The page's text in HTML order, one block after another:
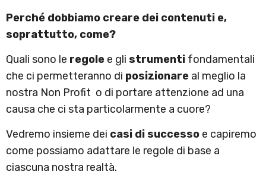
Perché dobbiamo creare dei contenuti e,
soprattutto, come?
Quali sono le regole e gli strumenti fondamentali
che ci permetteranno di posizionare al meglio la
nostra Non Profit o di portare attenzione ad una
causa che ci sta particolarmente a cuore?
Vedremo insieme dei casi di successo e capiremo
come possiamo adattare le regole di base a
ciascuna nostra realtà.